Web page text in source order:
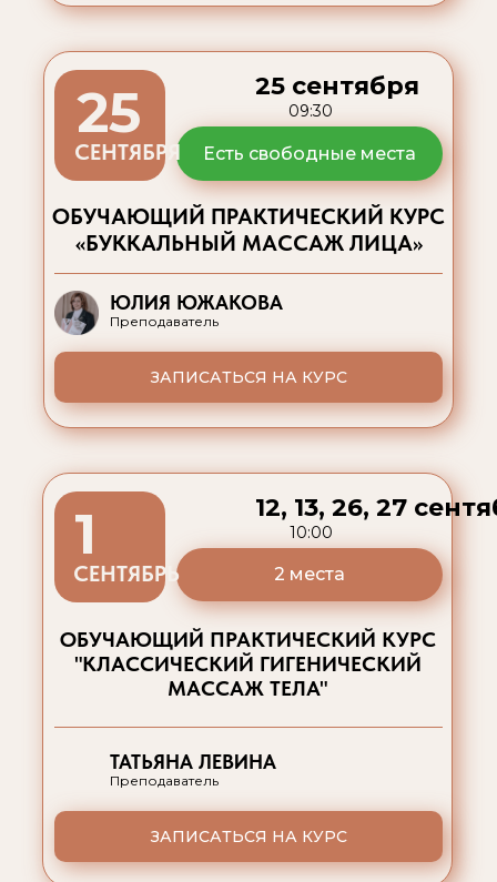
Есть свободные места
ЗАПИСАТЬСЯ НА КУРС
ОБУЧАЮЩИЙ ПРАКТИЧЕСКИЙ КУРС
«БУККАЛЬНЫЙ МАССАЖ ЛИЦА»
ЮЛИЯ ЮЖАКОВА
25 сентября
09:30
Преподаватель
СЕНТЯБРЯ
25
2 места
ЗАПИСАТЬСЯ НА КУРС
ОБУЧАЮЩИЙ ПРАКТИЧЕСКИЙ КУРС
"КЛАССИЧЕСКИЙ ГИГЕНИЧЕСКИЙ
МАССАЖ ТЕЛА"
ТАТЬЯНА ЛЕВИНА
12, 13, 26, 27
10:00
Преподаватель
СЕНТЯБРЬ
1